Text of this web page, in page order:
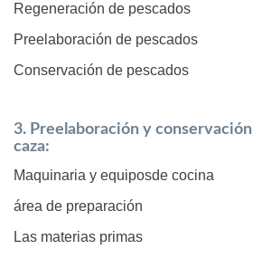
Regeneración de pescados
Preelaboración de pescados
Conservación de pescados
3. Preelaboración y
caza:
Maquinaria y equiposde cocina
área de preparación
Las materias primas